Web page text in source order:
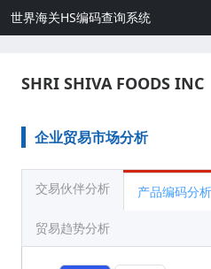
世界海关HS编码查询系统
SHRI SHIVA FOODS INC
企业贸易市场分析
交易伙伴分析 产品编码分析
贸易趋势分析